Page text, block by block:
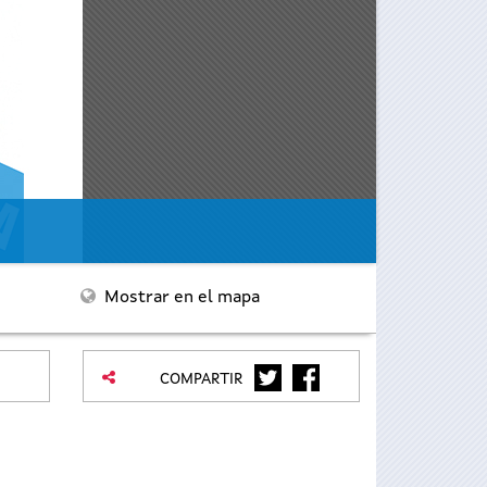
Mostrar en el mapa
COMPARTIR TWITTERFACEBOOK